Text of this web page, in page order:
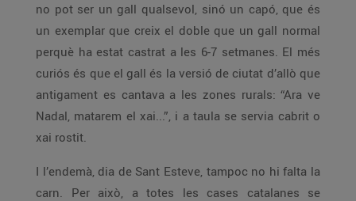
no pot ser un gall qualsevol, sinó un capó, que és
un exemplar que creix el doble que un gall normal
perquè ha estat castrat a les 6-7 setmanes. El més
curiós és que el gall és la versió de ciutat d’allò que
antigament es cantava a les zones rurals: “Ara ve
Nadal, matarem el xai...”, i a taula se servia cabrit o
xai rostit.
I l’endemà, dia de Sant Esteve, tampoc no hi falta la
carn. Per això, a totes les cases catalanes se